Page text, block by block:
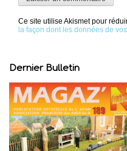
Ce site utilise Akismet pour
la façon dont les données de
Dernier Bulletin